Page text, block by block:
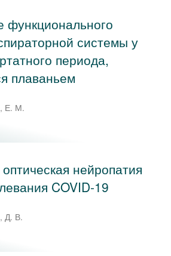
функционального
системы у
периода,
плаваньем
Е. М.
нейропатия
COVID-19
Д. В.